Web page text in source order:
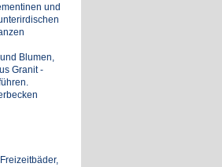
und
Blumen,
Granit -